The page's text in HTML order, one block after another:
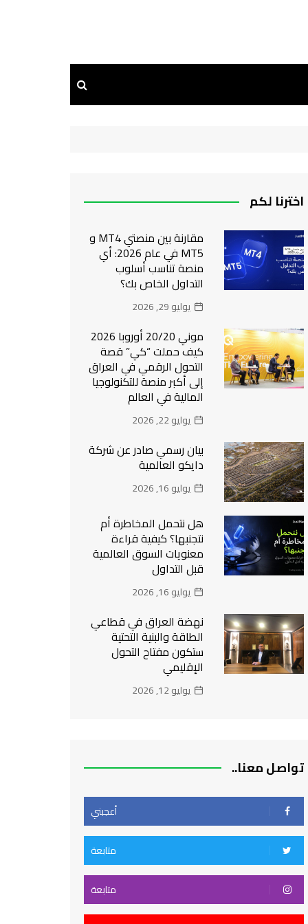
اخترنا لكم
مقارنة بين منصتي MT4 و
MT5 في عام 2026: أي
منصة تناسب أسلوب
التداول الخاص بك؟
يوليو 29, 2026
موني 20/20 أوروبا 2026
كيف حملت “كي” قصة
التحول الرقمي في العراق
إلى أكبر منصة للتكنولوجيا
المالية في العالم
يوليو 22, 2026
بيان رسمي صادر عن شركة
دايكو العالمية
يوليو 16, 2026
هل نتحمل المخاطرة أم
نتجنبها؟ كيفية قراءة
معنويات السوق العالمية
قبل التداول
يوليو 16, 2026
نهضة العراق في قطاعي
الطاقة والبنية التحتية
ستكون مفتاح التحول
الإقليمي
يوليو 12, 2026
تواصل معنا..
أعجبني
متابعة
متابعة